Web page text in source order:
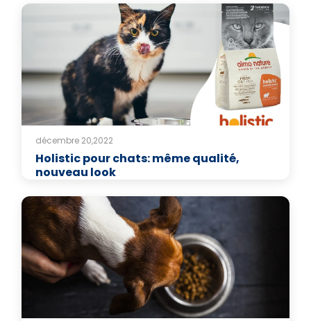
décembre 20,2022
Holistic pour chats: même qualité,
nouveau look